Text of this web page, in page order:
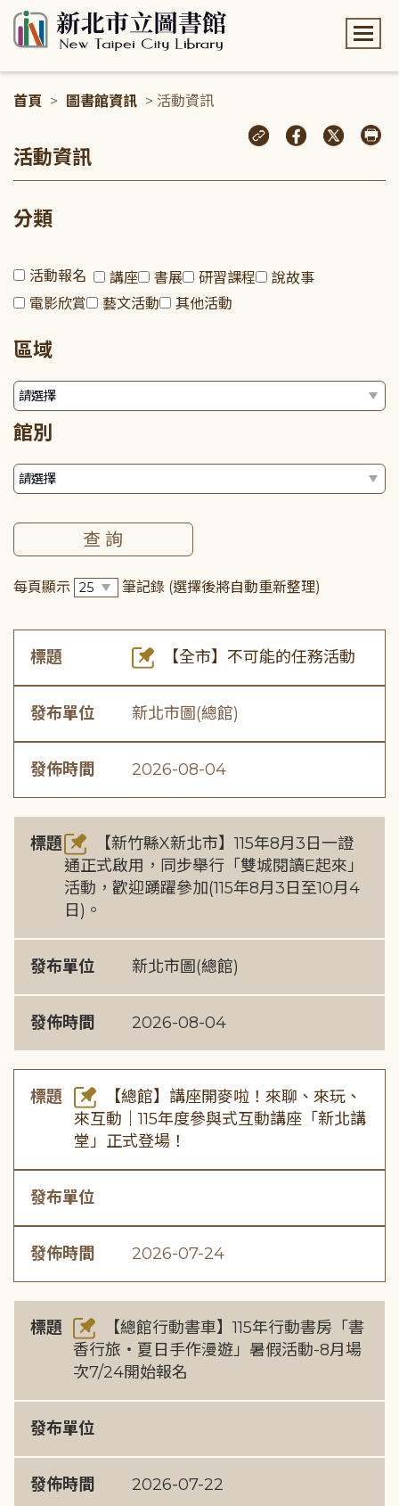
首頁 > 圖書館資訊 > 活動資訊
活動資訊
分類
活動報名 講座 書展 研習課程
說故事
電影欣賞
藝文活動 其他活動
區域
館別
每頁顯示 筆記錄 (選擇後將自動重新整理)
標題 【全市】不可能的任務活動
發布單位 新北市圖(總館)
發佈時間 2026-08-04
標題
【新竹縣X新北市】115年8月3日一證
通正式啟用，同步舉行「雙城閱讀E起來」
活動，歡迎踴躍參加(115年8月3日至10月4
日)。
發布單位 新北市圖(總館)
發佈時間 2026-08-04
標題
【總館】講座開麥啦！來聊、來玩、
來互動｜115年度參與式互動講座「新北講
堂」正式登場！
發布單位
發佈時間 2026-07-24
標題
【總館行動書車】115年行動書房「書
香行旅・夏日手作漫遊」暑假活動-8月場
次7/24開始報名
發布單位
發佈時間 2026-07-22